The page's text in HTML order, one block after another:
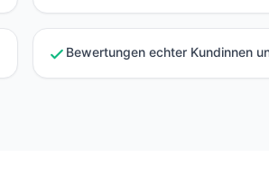
Bewertungen echter Kundinnen